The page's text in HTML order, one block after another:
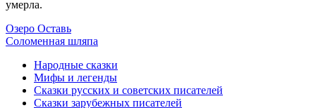
умерла.
Озеро Оставь
Соломенная шляпа
Народные сказки
Мифы и легенды
Сказки русских и советских писателей
Сказки зарубежных писателей